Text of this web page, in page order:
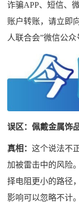
诈骗APP、短信、
账户转账，请立即
人联合会”微信公众
误区：佩戴金属饰
真相： 这个说法不
加被雷击中的风险
择电阻更小的路径
影响可以忽略不计